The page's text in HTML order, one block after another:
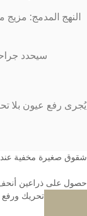
النهج المدمج:
سيحدد
رفع عيون بلا
صغيرة مخفية عند
على ذراعين أنحف
تحريك ورفع